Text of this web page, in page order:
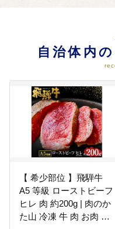
自治体内
【 希少部位 】飛騨牛
A5 等級 ローストビーフ
ヒレ 肉 約200g | 肉のか
た山 冷凍 牛 肉 お肉 牛